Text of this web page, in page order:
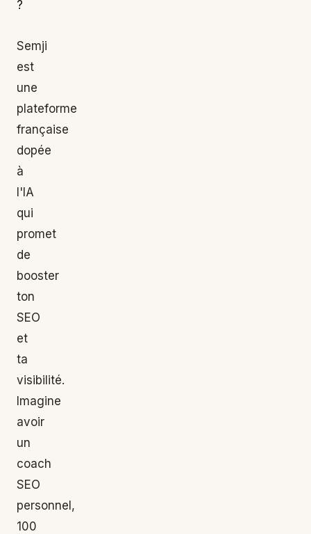
?
Semji
est
une
plateforme
française
dopée
à
l'IA
qui
promet
de
booster
ton
SEO
et
ta
visibilité.
Imagine
avoir
un
coach
SEO
personnel,
100